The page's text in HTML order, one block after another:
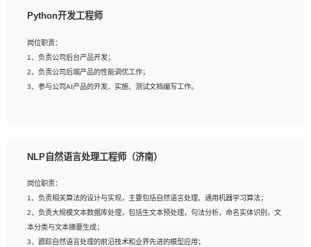
3、熟悉react/vue/angular任何一种前端框架，熟悉react优先；
5、善于沟通，具有团队意识；
Python开发工程师
岗位职责：
1、负责公司后台产品开发；
2、负责公司后端产品的性能调优工作；
3、参与公司AI产品的开发、实施、测试文档编写工作。
验的更佳；
3、熟悉数据库开发，熟悉Mysql、Oracle、MongoDb数据库应用开发其中一种；
4、熟悉Python Wed框架（Django/Flask...）代码能力优秀，熟悉编码规范和具备
良好的文档编写能力）；
5、沟通表达能力强，具备团队协作能力。
NLP自然语言处理工程师（济南）
岗位职责：
1、负责相关算法的设计与实现，主要包括自然语言处理、通用机器学习算法；
2、负责大规模文本数据库处理，包括生文本预处理，句法分析，命名实体识别，文
本分类与文本摘要生成；
3、跟踪自然语言处理的前沿技术和业界先进的模型应用；